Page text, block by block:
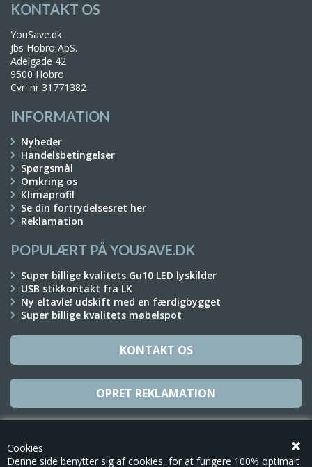
Cookies
Denne side benytter sig af cookies, for at fungere 100% optimalt
KONTAKT OS
YouSave.dk
Jbs Hobro ApS.
Adelgade 42
9500 Hobro
Cvr. nr 31771382
INFORMATION
Nyheder
Handelsbetingelser
Spørgsmål
Omkring os
Klimaprofil
Se din fortrydelsesret her
Reklamation
POPULÆRT PÅ YOUSAVE.DK
Super billige kvalitets Gu10 LED lyskilder
USB stikkontakt fra LK
Ny eltavle! udskift med en færdigbygget
Super billige kvalitets møbelspot
KONTAKT OS
OPRET REKLAMATION